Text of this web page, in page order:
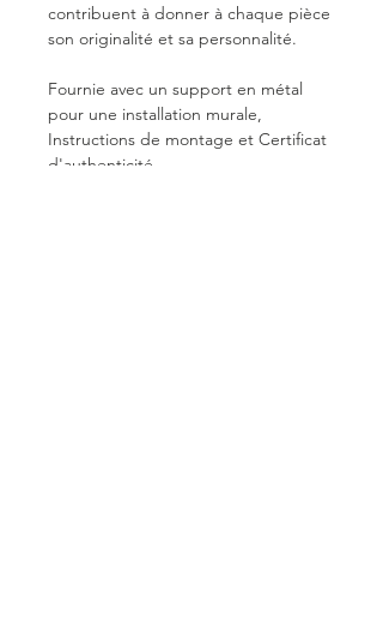
contribuent à donner à chaque pièce
son originalité et sa personnalité.
Fournie avec un support en métal
pour une installation murale,
Instructions de montage et Certificat
d'authenticité.